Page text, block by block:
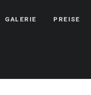
GALERIE PREISE